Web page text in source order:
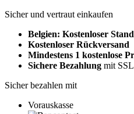
Sicher und vertraut einkaufen
Belgien: Kostenloser
Kostenloser Rückversand
Mindestens 1 kostenlose
Sichere Bezahlung mit
Sicher bezahlen mit
Vorauskasse